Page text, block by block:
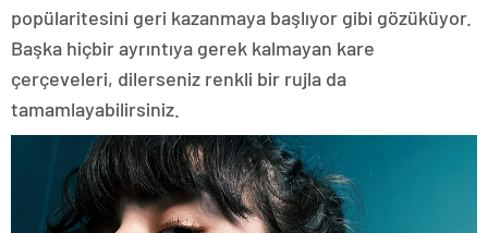
popülaritesini geri kazanmaya başlıyor gibi gözüküyor.
Başka hiçbir ayrıntıya gerek kalmayan kare
çerçeveleri, dilerseniz renkli bir rujla da
tamamlayabilirsiniz.